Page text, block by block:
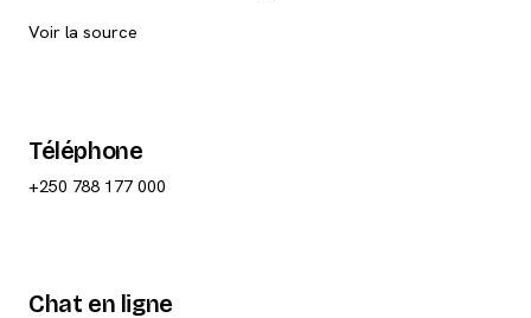
Voir la source
Téléphone
+250 788 177 000
Chat en ligne